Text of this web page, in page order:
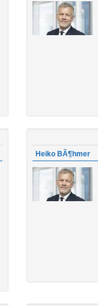
Heiko BÃ¶hmer